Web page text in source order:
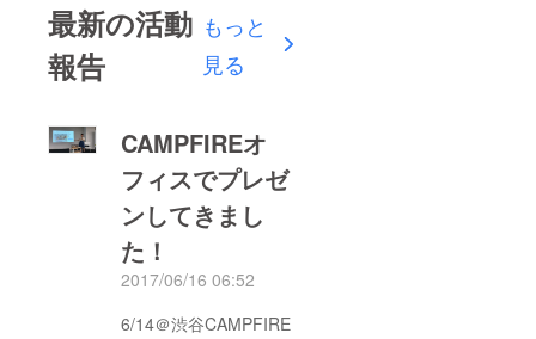
最新の活動
報告
もっと
見る
CAMPFIREオ
フィスでプレゼ
ンしてきまし
た！
2017/06/16 06:52
6/14＠渋谷CAMPFIRE